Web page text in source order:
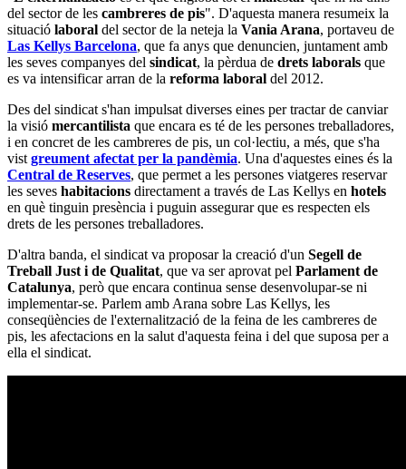
del sector de les cambreres de pis". D'aquesta manera resumeix la
situació laboral del sector de la neteja la Vania Arana, portaveu de
Las Kellys Barcelona, que fa anys que denuncien, juntament amb
les seves companyes del sindicat, la pèrdua de drets laborals que
es va intensificar arran de la reforma laboral del 2012.
Des del sindicat s'han impulsat diverses eines per tractar de canviar
la visió mercantilista que encara es té de les persones treballadores,
i en concret de les cambreres de pis, un col·lectiu, a més, que s'ha
vist greument afectat per la pandèmia. Una d'aquestes eines és la
Central de Reserves, que permet a les persones viatgeres reservar
les seves habitacions directament a través de Las Kellys en hotels
en què tinguin presència i puguin assegurar que es respecten els
drets de les persones treballadores.
D'altra banda, el sindicat va proposar la creació d'un Segell de
Treball Just i de Qualitat, que va ser aprovat pel Parlament de
Catalunya, però que encara continua sense desenvolupar-se ni
implementar-se. Parlem amb Arana sobre Las Kellys, les
conseqüències de l'externalització de la feina de les cambreres de
pis, les afectacions en la salut d'aquesta feina i del que suposa per a
ella el sindicat.